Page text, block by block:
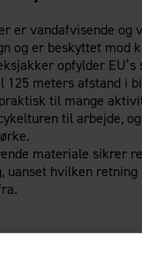
er vandafvisende og
og er beskyttet mod
opfylder EU’s
125 meters afstand i
til mange
til arbejde,
materiale sikrer
uanset hvilken retning
om